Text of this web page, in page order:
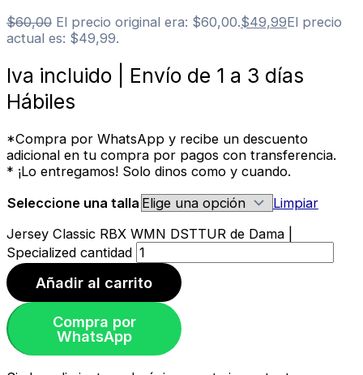
$60,00 El precio original era: $60,00.$49,99El precio
actual es: $49,99.
Iva incluido | Envío de 1 a 3 días
Hábiles
*Compra por WhatsApp y recibe un descuento
adicional en tu compra por pagos con transferencia.
* ¡Lo entregamos! Solo dinos como y cuando.
Seleccione una talla
Limpiar
Jersey Classic RBX WMN DSTTUR de Dama |
Specialized cantidad
Añadir al carrito
Compra por
WhatsApp